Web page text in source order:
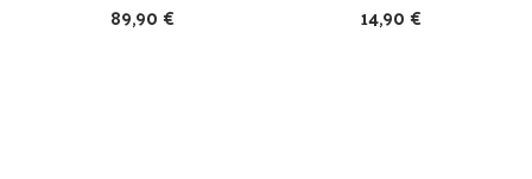
89,90 € 14,90 €